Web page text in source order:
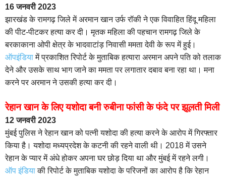
16 जनवरी 2023
झारखंड के रामगढ़ जिले में अरमान खान उर्फ ​​रॉकी ने एक विवाहित हिंदू महिला
की पीट-पीटकर हत्या कर दी। मृतक महिला की पहचान रामगढ़ जिले के
बरकाकाना ओपी क्षेत्र के भादवाटांड़ निवासी ममता देवी के रूप में हुई।
ऑपइंडियामें प्रकाशित रिपोर्ट के मुताबिक हत्यारा अरमान अपने पति को तलाक
देने और उसके साथ भाग जाने का ममता पर लगातार दबाव बना रहा था। मना
करने पर अरमान ने उसकी हत्या कर दी।
रेहान खान के लिए यशोदा बनी रुबीना फांसी के फंदे पर झूलती मिली
12 जनवरी 2023
मुंबई पुलिस ने रेहान खान को पत्नी यशोदा की हत्या करने के आरोप में गिरफ्तार
किया है। यशोदा मध्यप्रदेश के कटनी की रहने वाली थी। 2018 में उसने
रेहान के प्यार में अंधे होकर अपना घर छोड़ दिया था और मुंबई में रहने लगी।
ऑप इंडियाकी रिपोर्ट के मुताबिक यशोदा के परिजनों का आरोप है कि रेहान